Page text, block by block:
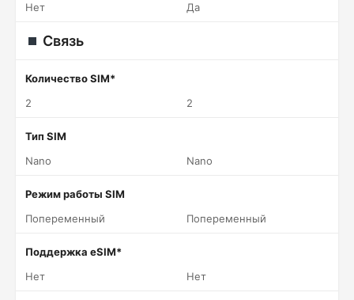
Нет
Да
Связь
Количество SIM*
2
2
Тип SIM
Nano
Nano
Режим работы SIM
Попеременный
Попеременный
Поддержка eSIM*
Нет
Нет